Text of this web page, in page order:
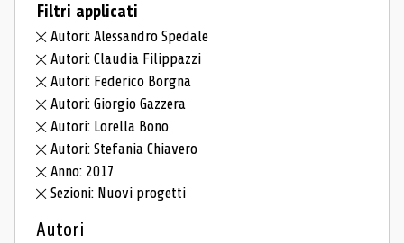
Filtri applicati
Autori: Alessandro Spedale
Autori: Claudia Filippazzi
Autori: Federico Borgna
Autori: Giorgio Gazzera
Autori: Lorella Bono
Autori: Stefania Chiavero
Anno: 2017
Sezioni: Nuovi progetti
Autori